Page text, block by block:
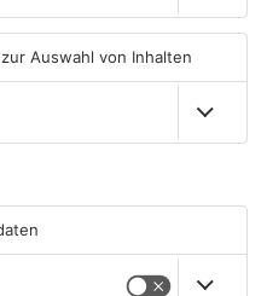
Waldbrandgefahr im
Primaveraland bleibt
weiterhin sehr hoch